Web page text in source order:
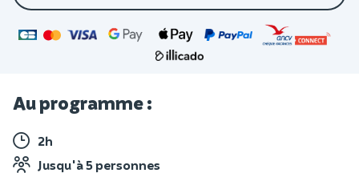
Au programme :
2h
Jusqu'à 5 personnes